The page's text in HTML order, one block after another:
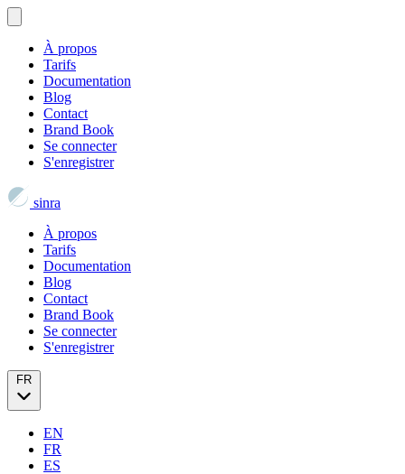
À propos
Tarifs
Documentation
Blog
Contact
Brand Book
Se connecter
S'enregistrer
sinra
À propos
Tarifs
Documentation
Blog
Contact
Brand Book
Se connecter
S'enregistrer
EN
FR
ES